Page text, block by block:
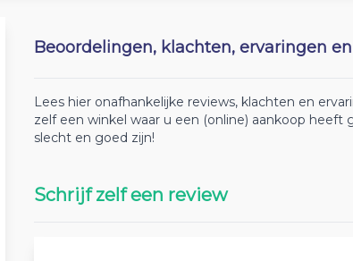
Beoordelingen, klachten, ervaringen
Lees hier onafhankelijke reviews, klachten en
zelf een winkel waar u een (online) aankoop
slecht en goed zijn!
Schrijf zelf een review